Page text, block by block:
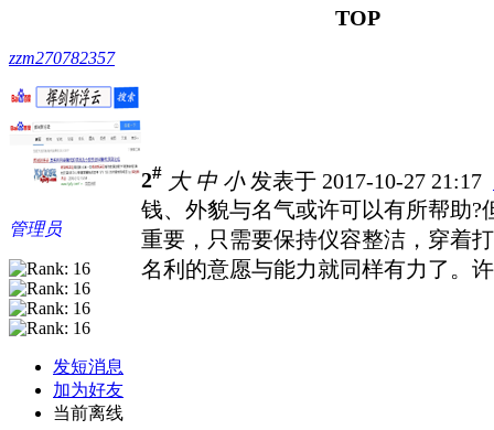
TOP
zzm270782357
管理员
发短消息
加为好友
当前离线
2# 大 中 小发表于 2017-10-27 21:17
钱、外貌与名气或许可以有所帮助
重要，只需要保持仪容整洁，穿着
名利的意愿与能力就同样有力了。